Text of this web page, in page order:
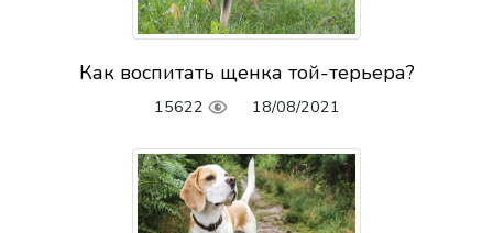
Как воспитать щенка той-терьера?
15622 18/08/2021